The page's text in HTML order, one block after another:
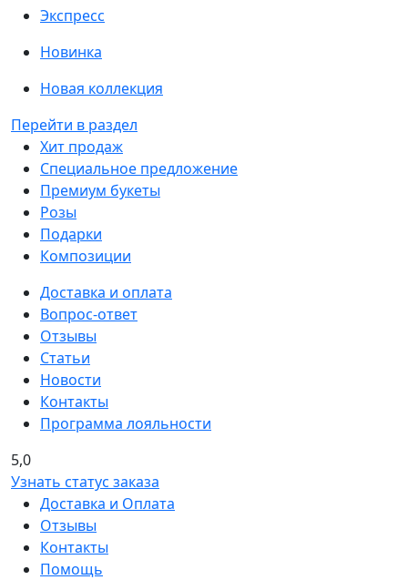
Экспресс
Новинка
Новая коллекция
Перейти в раздел
Хит продаж
Специальное предложение
Премиум букеты
Розы
Подарки
Композиции
Доставка и оплата
Вопрос-ответ
Отзывы
Статьи
Новости
Контакты
Программа лояльности
5,0
Узнать статус заказа
Доставка и Оплата
Отзывы
Контакты
Помощь